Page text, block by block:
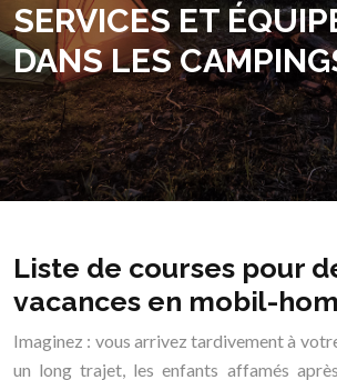
SERVICES ET
DANS LES
Liste de courses pour
vacances en mobil-
Imaginez : vous arrivez tardivement à
un long trajet, les enfants affamés